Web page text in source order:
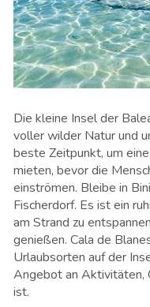
Die kleine Insel der
voller wilder Natur und
beste Zeitpunkt, um eine
mieten, bevor die
einströmen. Bleibe in
Fischerdorf. Es ist ein
am Strand zu
genießen. Cala de
Urlaubsorten auf der
Angebot an Aktivitäten,
ist.